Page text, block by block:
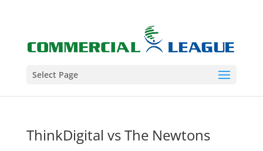
Select Page
ThinkDigital vs The Newtons